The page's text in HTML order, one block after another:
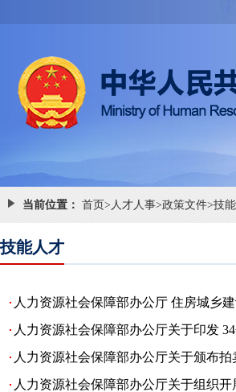
当前位置： 首页>人才人事>政策文件>技
技能人才
人力资源社会保障部办公厅 住房城乡
人力资源社会保障部办公厅关于印发
人力资源社会保障部办公厅关于颁布
人力资源社会保障部办公厅关于组织